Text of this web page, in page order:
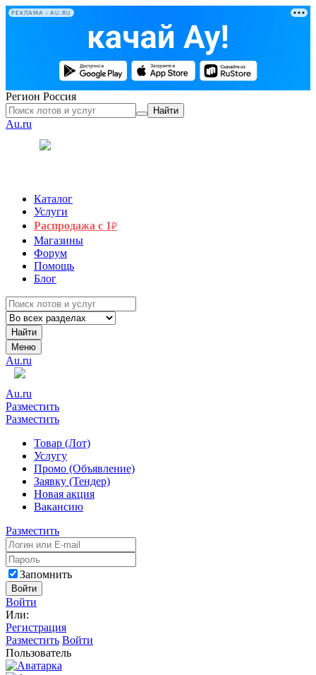
РЕКЛАМА • AU.RU
Регион Россия
Найти
Au.ru
Каталог
Услуги
Распродажа с 1₽
Магазины
Форум
Помощь
Блог
Найти
Меню
Au.ru
Au.ru
Разместить
Разместить
Товар (Лот)
Услугу
Промо (Объявление)
Заявку (Тендер)
Новая акция
Вакансию
Разместить
Запомнить
Войти
Войти
Или:
Регистрация
Разместить Войти
Пользователь